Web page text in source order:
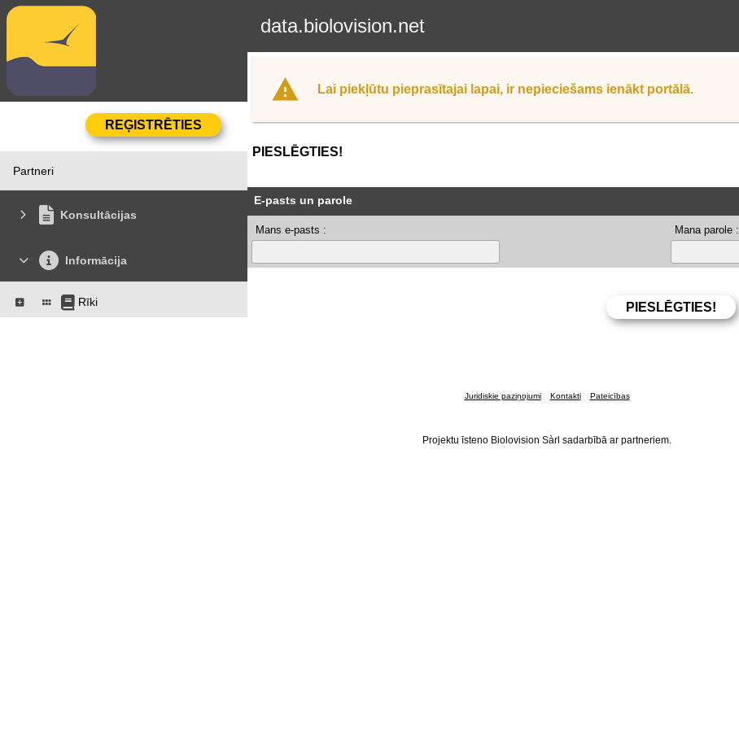
data.biolovision.net
Partneri
Konsultācijas
Informācija
Rīki
Lai piekļūtu pieprasītajai lapai, ir nepieciešams ienākt portālā.
PIESLĒGTIES!
E-pasts un parole
Mans e-pasts : Mana parole :
Juridiskie paziņojumi Kontakti Pateicības
Projektu īsteno Biolovision Sàrl sadarbībā ar partneriem.